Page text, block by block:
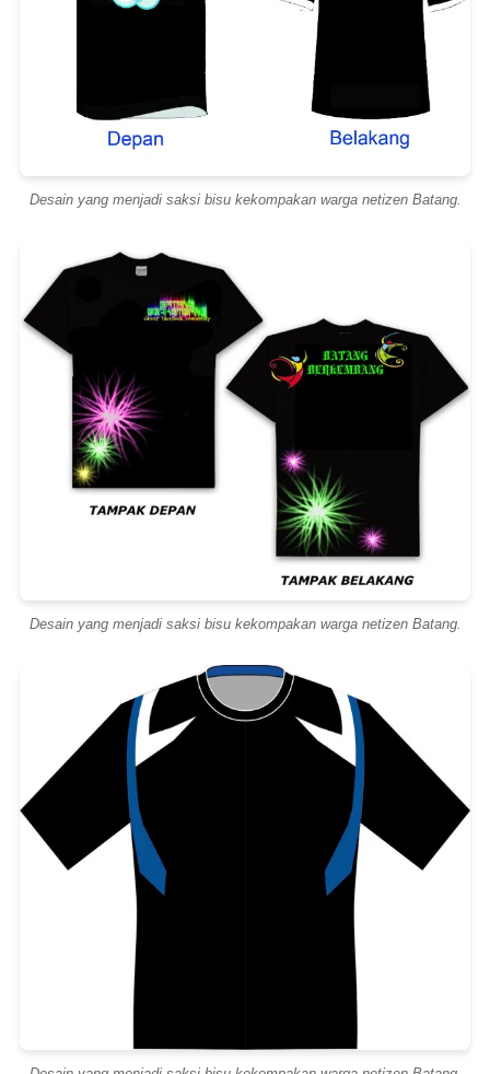
Desain yang menjadi saksi bisu kekompakan warga netizen Batang.
Desain yang menjadi saksi bisu kekompakan warga netizen Batang.